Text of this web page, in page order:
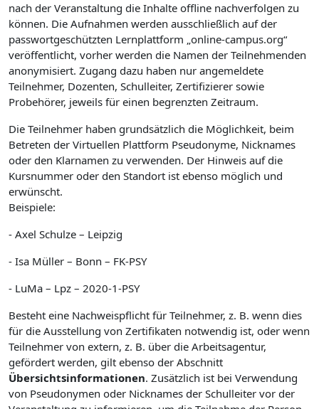
nach der Veranstaltung die Inhalte offline nachverfolgen zu
können. Die Aufnahmen werden ausschließlich auf der
passwortgeschützten Lernplattform „online-campus.org“
veröffentlicht, vorher werden die Namen der Teilnehmenden
anonymisiert. Zugang dazu haben nur angemeldete
Teilnehmer, Dozenten, Schulleiter, Zertifizierer sowie
Probehörer, jeweils für einen begrenzten Zeitraum.
Die Teilnehmer haben grundsätzlich die Möglichkeit, beim
Betreten der Virtuellen Plattform Pseudonyme, Nicknames
oder den Klarnamen zu verwenden. Der Hinweis auf die
Kursnummer oder den Standort ist ebenso möglich und
erwünscht.
Beispiele:
- Axel Schulze – Leipzig
- Isa Müller – Bonn – FK-PSY
- LuMa – Lpz – 2020-1-PSY
Besteht eine Nachweispflicht für Teilnehmer, z. B. wenn dies
für die Ausstellung von Zertifikaten notwendig ist, oder wenn
Teilnehmer von extern, z. B. über die Arbeitsagentur,
gefördert werden, gilt ebenso der Abschnitt
Übersichtsinformationen. Zusätzlich ist bei Verwendung
von Pseudonymen oder Nicknames der Schulleiter vor der